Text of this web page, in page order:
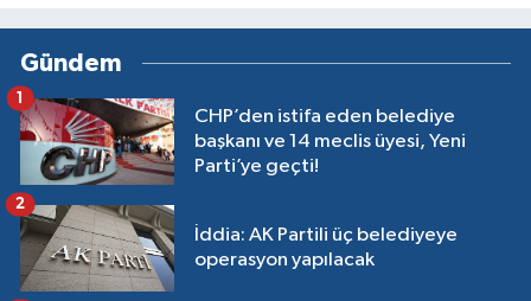
Gündem
CHP’den istifa eden belediye
başkanı ve 14 meclis üyesi, Yeni
Parti’ye geçti!
1
İddia: AK Partili üç belediyeye
operasyon yapılacak
2